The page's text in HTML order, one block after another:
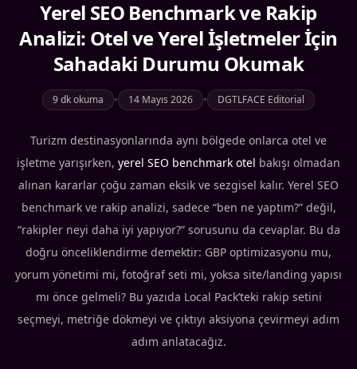
Yerel SEO Benchmark ve Rakip
Analizi: Otel ve Yerel İşletmeler İçin
Sahadaki Durumu Okumak
9 dk okuma • 14 Mayıs 2026 • DGTLFACE Editorial
Turizm destinasyonlarında aynı bölgede onlarca otel ve
işletme yarışırken, yerel SEO benchmark otel bakışı olmadan
alınan kararlar çoğu zaman eksik ve sezgisel kalır. Yerel SEO
benchmark ve rakip analizi, sadece “ben ne yaptım?” değil,
“rakipler neyi daha iyi yapıyor?” sorusunu da cevaplar. Bu da
doğru önceliklendirme demektir: GBP optimizasyonu mu,
yorum yönetimi mi, fotoğraf seti mi, yoksa site/landing yapısı
mı önce gelmeli? Bu yazıda Local Pack’teki rakip setini
seçmeyi, metriğe dökmeyi ve çıktıyı aksiyona çevirmeyi adım
adım anlatacağız.